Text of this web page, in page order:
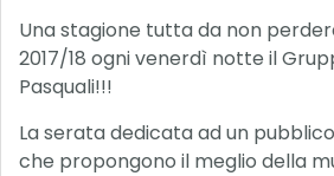
Una stagione tutta da non
2017/18 ogni venerdì notte il
Pasquali!!!
La serata dedicata ad un
che propongono il meglio della